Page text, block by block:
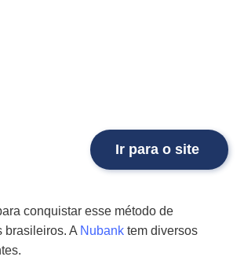
Ir para o site
conquistar esse método de
brasileiros. A Nubank tem diversos